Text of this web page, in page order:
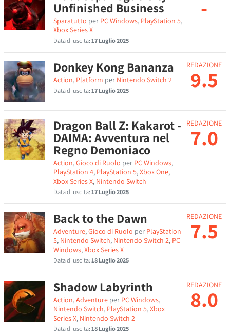
Unfinished Business
Sparatutto per PC Windows, PlayStation 5,
Xbox Series X
Data di uscita:17 Luglio 2025
-
Donkey Kong Bananza
Action, Platform per Nintendo Switch 2
Data di uscita:17 Luglio 2025
REDAZIONE
9.5
Dragon Ball Z: Kakarot -
DAIMA: Avventura nel
Regno Demoniaco
Action,Gioco di Ruolo per PC Windows,
PlayStation 4, PlayStation 5,Xbox One,
Xbox Series X, Nintendo Switch
Data di uscita:17 Luglio 2025
REDAZIONE
7.0
Back to the Dawn
Adventure,Gioco di Ruolo per PlayStation
5, Nintendo Switch, Nintendo Switch 2, PC
Windows,Xbox Series X
Data di uscita:18 Luglio 2025
REDAZIONE
7.5
Shadow Labyrinth
Action,Adventure per PC Windows,
Nintendo Switch, PlayStation 5,Xbox
Series X, Nintendo Switch 2
Data di uscita:18 Luglio 2025
REDAZIONE
8.0